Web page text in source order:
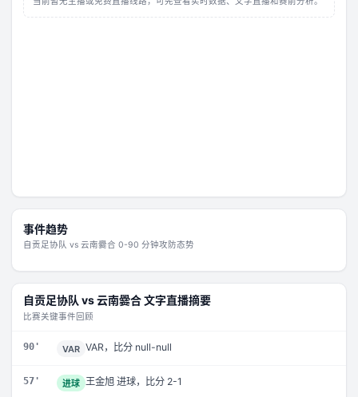
事件趋势
自贡足协队 vs 云南爨合 0-90 分钟攻防态势
自贡足协队 vs云南爨合文字直播摘要
比赛关键事件回顾
90' VAR VAR，比分 null-null
57' 进球 王金旭 进球，比分 2-1